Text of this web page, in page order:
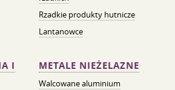
Rzadkie produkty hutnicze
Lantanowce
I
METALE NIEŻELAZNE
Walcowane aluminium